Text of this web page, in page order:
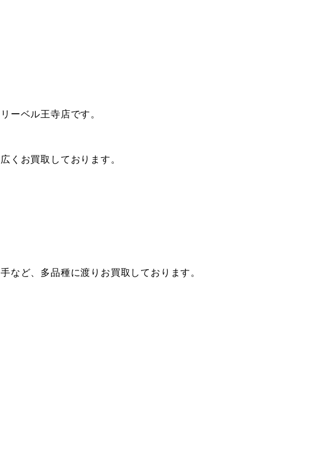
ーベル王寺店です。
くお買取しております。
ど、多品種に渡りお買取しております。